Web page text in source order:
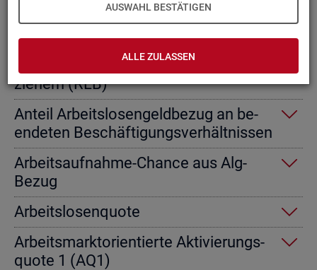
AUSWAHL BESTÄTIGEN
ALLE ZULASSEN
Ab­gangs­ra­te von Ar­beits­lo­sen­geld­
emp­fän­gern
Ab­gangs­ra­te von Re­gel­leis­tungs­be­
zie­hern (RLB)
An­teil Ar­beits­lo­sen­geld­be­zug an be­
en­de­ten Be­schäf­ti­gungs­ver­hält­nis­sen
Ar­beits­auf­nah­me-Chan­ce aus Alg-
Bezug
Ar­beits­lo­sen­quo­te
Ar­beits­markt­ori­en­tier­te Ak­ti­vie­rungs­
quo­te 1 (AQ1)